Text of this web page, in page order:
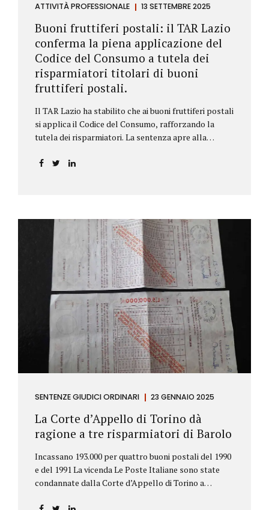
ATTIVITÀ PROFESSIONALE 13 SETTEMBRE 2025
Buoni fruttiferi postali: il TAR Lazio
conferma la piena applicazione del
Codice del Consumo a tutela dei
risparmiatori titolari di buoni
fruttiferi postali.
Il TAR Lazio ha stabilito che ai buoni fruttiferi postali
si applica il Codice del Consumo, rafforzando la
tutela dei risparmiatori. La sentenza apre alla
capitale o interessi per mancanza di informazioni
SENTENZE GIUDICI ORDINARI 23 GENNAIO 2025
La Corte d’Appello di Torino dà
ragione a tre risparmiatori di Barolo
Incassano 193.000 per quattro buoni postali del 1990
e del 1991 La vicenda Le Poste Italiane sono state
condannate dalla Corte d’Appello di Torino a